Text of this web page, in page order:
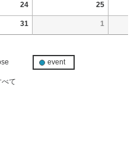
24 25
31 1
event
べて